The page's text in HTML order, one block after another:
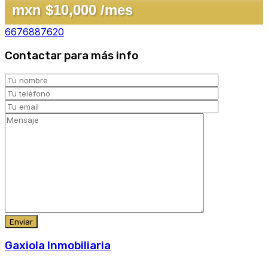
mxn $10,000 /mes
6676887620
Contactar para más info
Gaxiola Inmobiliaria